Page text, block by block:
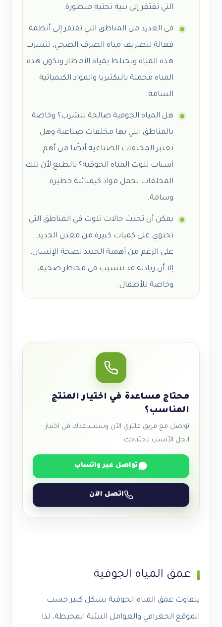
التي تفتقر إلى بنية تحتية متطورة.
في العديد من المناطق التي تفتقر إلى أنظمة
فعالة لتصريف مياه الصرف الصحي، تتسرب
هذه المياه وتختلط بمياه الأمطار وتكون هذه
المياه محملة بالبكتيريا والمواد الكيميائية
السامة.
هل المياه الجوفية صالحة للشرب؟ وخاصة
بالمناطق التي بها مخلفات صناعية وهل
تعتبر المخلفات الصناعية أيضًا من أهم
أسباب تلوث المياه الجوفية؟ بالطبع لأن تلك
المخلفات تحمل مواد كيميائية خطيرة
وسامة.
يمكن أن تحدث حالات تلوث في المناطق التي
تحتوي على كميات كبيرة من معدن الحديد
على الرغم من أهمية الحديد لصحة الإنسان،
إلا أن زيادته قد تتسبب في مخاطر صحية،
وخاصة للأطفال.
محتاج مساعدة في اختيار المنتج
المناسب؟
تواصل مع فريق فلتري الآن وسنساعدك في اختيار
الحل الأنسب لاحتياجك.
تواصل عبر واتساب
اتصل الآن
عمق المياه الجوفية
يتفاوت عمق المياه الجوفية بشكل كبير حسب
الموقع الجغرافي والعوامل البيئية المحيطة، لذا